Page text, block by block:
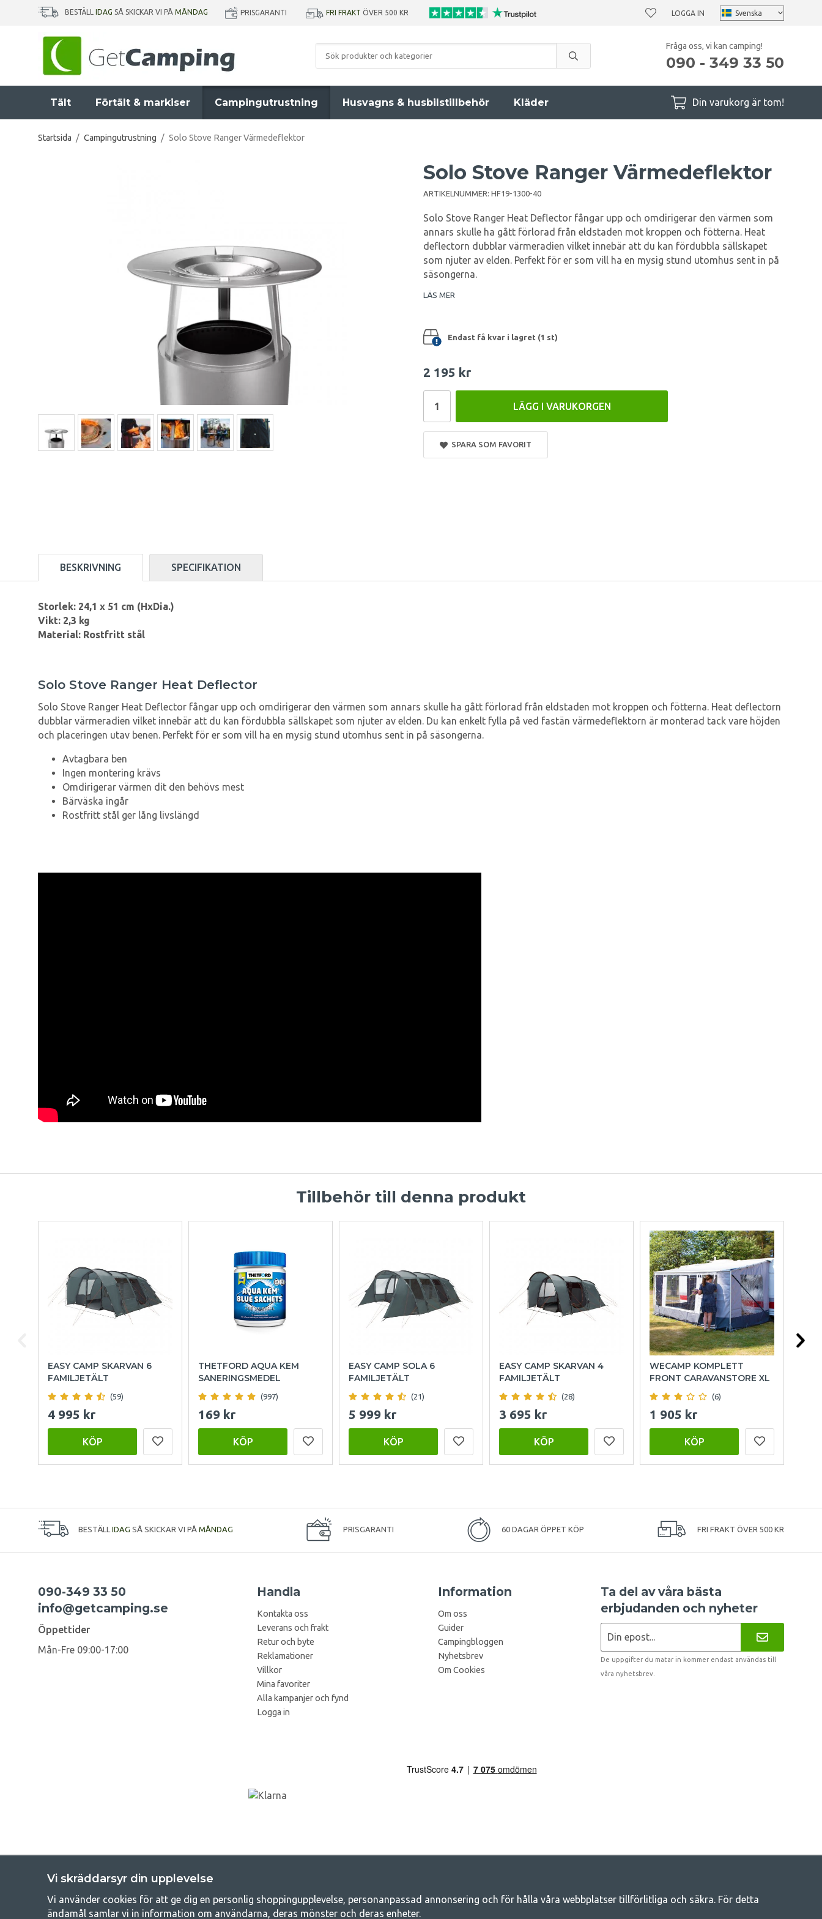
BESTÄLL IDAG SÅ SKICKAR VI PÅ MÅNDAG PRISGARANTI FRI FRAKT ÖVER 500 KR LOGGA IN
Fråga oss, vi kan camping!
090 - 349 33 50
Tält Förtält & markiser Campingutrustning Husvagns & husbilstillbehör Kläder Din varukorg är tom!
Startsida / Campingutrustning / Solo Stove Ranger Värmedeflektor
Solo Stove Ranger Värmedeflektor
ARTIKELNUMMER: HF19-1300-40
Solo Stove Ranger Heat Deflector fångar upp och omdirigerar den värmen som
annars skulle ha gått förlorad från eldstaden mot kroppen och fötterna. Heat
deflectorn dubblar värmeradien vilket innebär att du kan fördubbla sällskapet
som njuter av elden. Perfekt för er som vill ha en mysig stund utomhus sent in på
säsongerna.
LÄS MER
Endast få kvar i lagret (1 st)
2 195 kr
LÄGG I VARUKORGEN
SPARA SOM FAVORIT
BESKRIVNING SPECIFIKATION
Storlek: 24,1 x 51 cm (HxDia.)
Vikt: 2,3 kg
Material: Rostfritt stål
Solo Stove Ranger Heat Deflector
Solo Stove Ranger Heat Deflector fångar upp och omdirigerar den värmen som annars skulle ha gått förlorad från eldstaden mot kroppen och fötterna. Heat deflectorn
dubblar värmeradien vilket innebär att du kan fördubbla sällskapet som njuter av elden. Du kan enkelt fylla på ved fastän värmedeflektorn är monterad tack vare höjden
och placeringen utav benen. Perfekt för er som vill ha en mysig stund utomhus sent in på säsongerna.
Avtagbara ben
Ingen montering krävs
Omdirigerar värmen dit den behövs mest
Bärväska ingår
Rostfritt stål ger lång livslängd
Tillbehör till denna produkt
EASY CAMP SKARVAN 6
FAMILJETÄLT
(59)
4 995 kr
KÖP
THETFORD AQUA KEM
SANERINGSMEDEL
(997)
169 kr
KÖP
EASY CAMP SOLA 6
FAMILJETÄLT
(21)
5 999 kr
KÖP
EASY CAMP SKARVAN 4
FAMILJETÄLT
(28)
3 695 kr
KÖP
WECAMP KOMPLETT
FRONT CARAVANSTORE XL
(6)
1 905 kr
KÖP
BESTÄLL IDAG SÅ SKICKAR VI PÅ MÅNDAG PRISGARANTI 60 DAGAR ÖPPET KÖP FRI FRAKT ÖVER 500 KR
090-349 33 50
info@getcamping.se
Öppettider
Mån-Fre 09:00-17:00
Handla
Kontakta oss
Leverans och frakt
Retur och byte
Reklamationer
Villkor
Mina favoriter
Alla kampanjer och fynd
Logga in
Information
Om oss
Guider
Campingbloggen
Nyhetsbrev
Om Cookies
Ta del av våra bästa
erbjudanden och nyheter
De uppgifter du matar in kommer endast användas till
våra nyhetsbrev.
GetCamping.se - Din butik för camping och uteliv
Vi skräddarsyr din upplevelse
Vi använder cookies för att ge dig en personlig shoppingupplevelse, personanpassad annonsering och för hålla våra webbplatser tillförlitliga och säkra. För detta
ändamål samlar vi in information om användarna, deras mönster och deras enheter.